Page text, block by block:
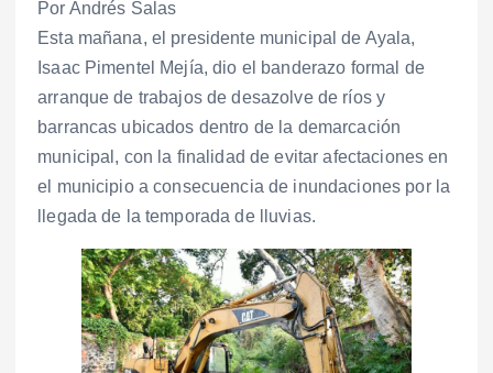
Por Andrés Salas
Esta mañana, el presidente municipal de Ayala,
Isaac Pimentel Mejía, dio el banderazo formal de
arranque de trabajos de desazolve de ríos y
barrancas ubicados dentro de la demarcación
municipal, con la finalidad de evitar afectaciones en
el municipio a consecuencia de inundaciones por la
llegada de la temporada de lluvias.